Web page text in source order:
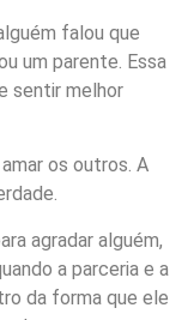
falou que
um parente. Essa
sentir melhor
os outros. A
agradar alguém,
a parceria e a
da forma que ele